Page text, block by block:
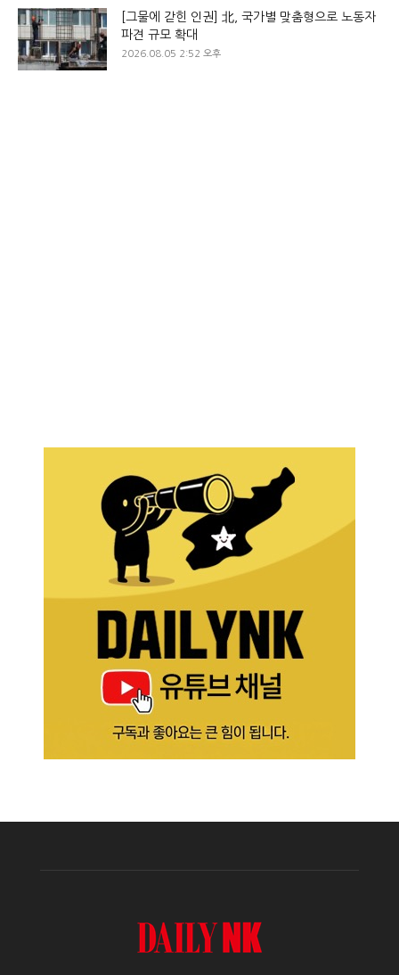
[그물에 갇힌 인권] 北, 국가별 맞춤형으로 노동자
파견 규모 확대
2026.08.05 2:52 오후